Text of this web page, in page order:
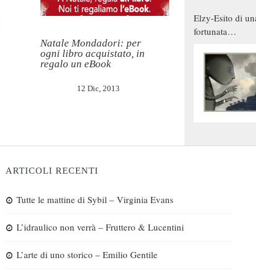
Natale Mondadori: per
ogni libro acquistato, in
regalo un eBook
12 Dic, 2013
Elzy-Esito di
fortunata
ARTICOLI RECENTI
Tutte le mattine di Sybil – Virginia Evans
L’idraulico non verrà – Fruttero & Lucentini
L’arte di uno storico – Emilio Gentile